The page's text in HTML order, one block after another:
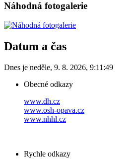
Náhodná fotogalerie
Datum a čas
Dnes je neděle, 9. 8. 2026, 9:11:49
Obecné odkazy
www.dh.cz
www.osh-opava.cz
www.nhhl.cz
Rychle odkazy